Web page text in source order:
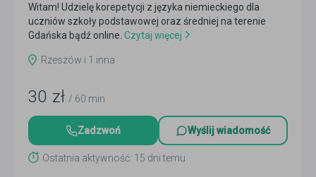
Witam! Udzielę korepetycji z języka niemieckiego dla
uczniów szkoły podstawowej oraz średniej na terenie
Gdańska bądź online. Czytaj więcej
Rzeszów i 1 inna
30 zł / 60 min
Zadzwoń Wyślij wiadomość
Ostatnia aktywność: 15 dni temu